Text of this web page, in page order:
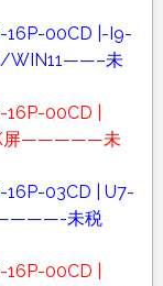
16P-00CD |-I9-
WIN11——–未
00CD |
屏—————未
16P-03CD | U7-
未税
00CD |